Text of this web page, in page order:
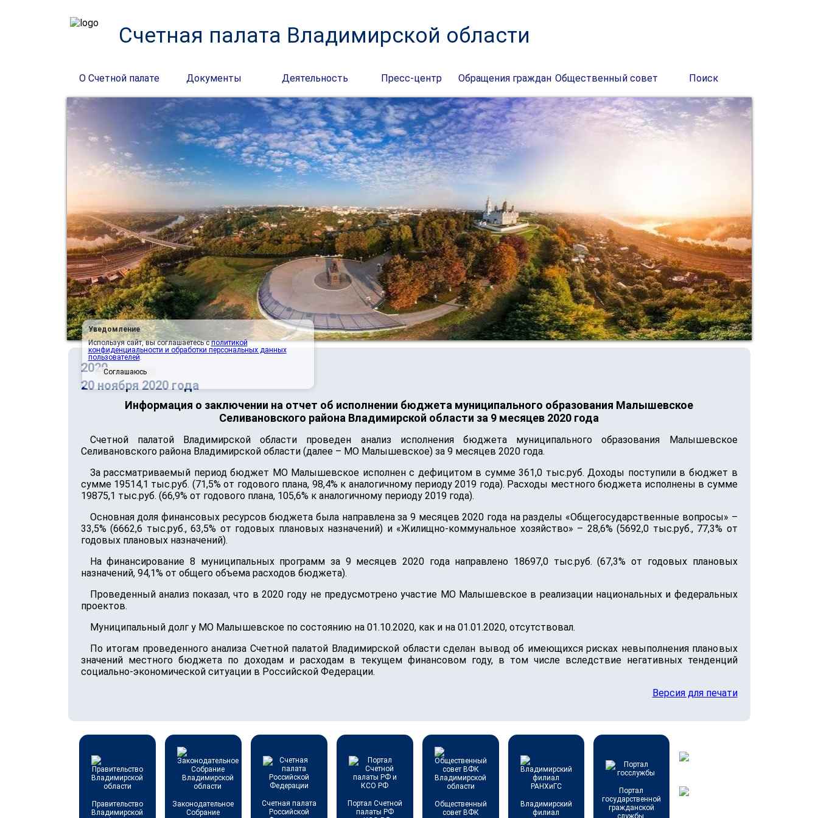
Счетная палата Владимирской области
О Счетной палате Документы Деятельность Пресс-центр Обращения граждан Общественный совет Поиск
2020
20 ноября 2020 года
Информация о заключении на отчет об исполнении бюджета муниципального образования Малышевское
Селивановского района Владимирской области за 9 месяцев 2020 года
Счетной палатой Владимирской области проведен анализ исполнения бюджета муниципального образования Малышевское
Селивановского района Владимирской области (далее – МО Малышевское) за 9 месяцев 2020 года.
За рассматриваемый период бюджет МО Малышевское исполнен с дефицитом в сумме 361,0 тыс.руб. Доходы поступили в бюджет в
сумме 19514,1 тыс.руб. (71,5% от годового плана, 98,4% к аналогичному периоду 2019 года). Расходы местного бюджета исполнены в сумме
19875,1 тыс.руб. (66,9% от годового плана, 105,6% к аналогичному периоду 2019 года).
Основная доля финансовых ресурсов бюджета была направлена за 9 месяцев 2020 года на разделы «Общегосударственные вопросы» –
33,5% (6662,6 тыс.руб., 63,5% от годовых плановых назначений) и «Жилищно-коммунальное хозяйство» – 28,6% (5692,0 тыс.руб., 77,3% от
годовых плановых назначений).
На финансирование 8 муниципальных программ за 9 месяцев 2020 года направлено 18697,0 тыс.руб. (67,3% от годовых плановых
назначений, 94,1% от общего объема расходов бюджета).
Проведенный анализ показал, что в 2020 году не предусмотрено участие МО Малышевское в реализации национальных и федеральных
проектов.
Муниципальный долг у МО Малышевское по состоянию на 01.10.2020, как и на 01.01.2020, отсутствовал.
По итогам проведенного анализа Счетной палатой Владимирской области сделан вывод об имеющихся рисках невыполнения плановых
значений местного бюджета по доходам и расходам в текущем финансовом году, в том числе вследствие негативных тенденций
социально-экономической ситуации в Российской Федерации.
Версия для печати
Правительство
Владимирской
Законодательное
Собрание
Счетная палата
Российской
Портал Счетной
палаты РФ
Общественный
совет ВФК
Владимирский
филиал
Портал
государственной
гражданской
Уведомление
Используя сайт, вы соглашаетесь сполитикой
конфиденциальности и обработки персональных данных
пользователей.
Соглашаюсь